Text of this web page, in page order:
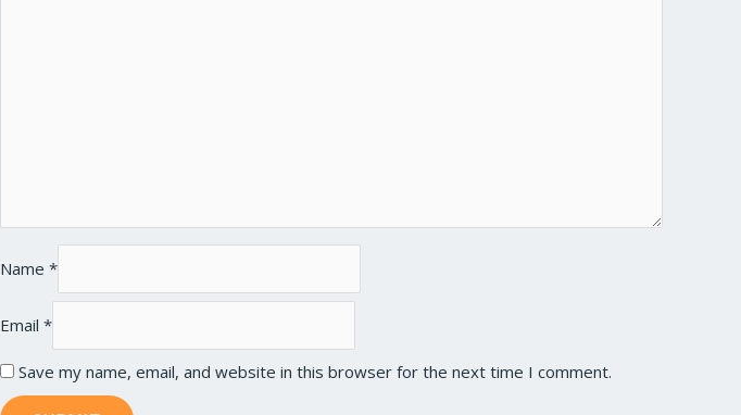
Name *
Email *
Save my name, email, and website in this browser for the next time I comment.